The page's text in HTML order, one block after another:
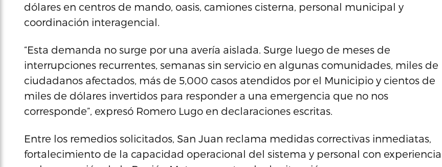
dólares en centros de mando, oasis, camiones cisterna, personal municipal y
coordinación interagencial.
“Esta demanda no surge por una avería aislada. Surge luego de meses de
interrupciones recurrentes, semanas sin servicio en algunas comunidades, miles de
ciudadanos afectados, más de 5,000 casos atendidos por el Municipio y cientos de
miles de dólares invertidos para responder a una emergencia que no nos
corresponde”, expresó Romero Lugo en declaraciones escritas.
Entre los remedios solicitados, San Juan reclama medidas correctivas inmediatas,
fortalecimiento de la capacidad operacional del sistema y personal con experiencia